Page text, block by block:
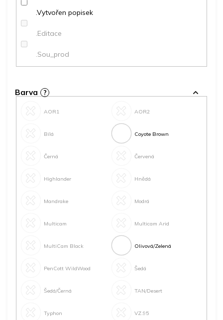
.Vytvořen popisek
.Editace
.Sou_prod
Barva ?
AOR1 AOR2
Bílá Coyote Brown
Černá Červená
Highlander Hnědá
Mandrake Modrá
Multicam Multicam Arid
MultiCam Black Olivová/Zelená
PenCott WildWood Šedá
Šedá/Černá TAN/Desert
Typhon VZ.95